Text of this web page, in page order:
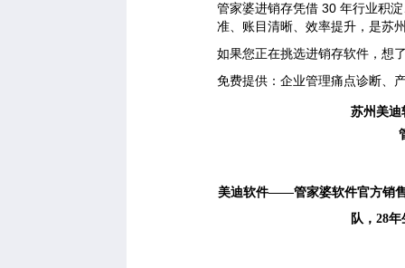
管家婆进销存凭借 30 年行业积
准、账目清晰、效率提升，是苏
如果您正在挑选进销存软件，想
免费提供：企业管理痛点诊断、
苏州美迪
美迪软件——管家婆软件官方销售
队，28